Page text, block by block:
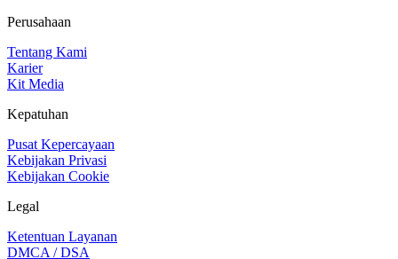
Perusahaan
Tentang Kami
Karier
Kit Media
Kepatuhan
Pusat Kepercayaan
Kebijakan Privasi
Kebijakan Cookie
Legal
Ketentuan Layanan
DMCA / DSA